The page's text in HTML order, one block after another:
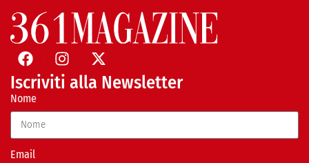
Iscriviti alla Newsletter
Nome
Email